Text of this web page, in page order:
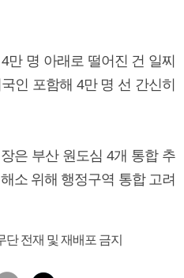
만 명 아래로 떨어진 건 일찌
인 포함해 4만 명 선 간신히
은 부산 원도심 4개 통합 추
소 위해 행정구역 통합 고려
단 전재 및 재배포 금지